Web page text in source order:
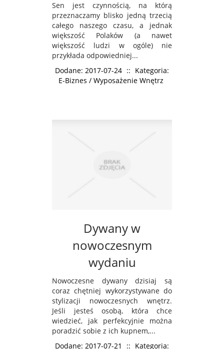
Sen jest czynnością, na którą
przeznaczamy blisko jedną trzecią
całego naszego czasu, a jednak
większość Polaków (a nawet
większość ludzi w ogóle) nie
przykłada odpowiedniej...
Dodane: 2017-07-24 :: Kategoria:
E-Biznes / Wyposażenie Wnętrz
Dywany w
nowoczesnym
wydaniu
Nowoczesne dywany dzisiaj są
coraz chętniej wykorzystywane do
stylizacji nowoczesnych wnętrz.
Jeśli jesteś osobą, która chce
wiedzieć, jak perfekcyjnie można
poradzić sobie z ich kupnem,...
Dodane: 2017-07-21
:: Kategoria: